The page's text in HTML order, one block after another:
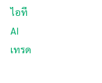
ไอที
AI
เทรด